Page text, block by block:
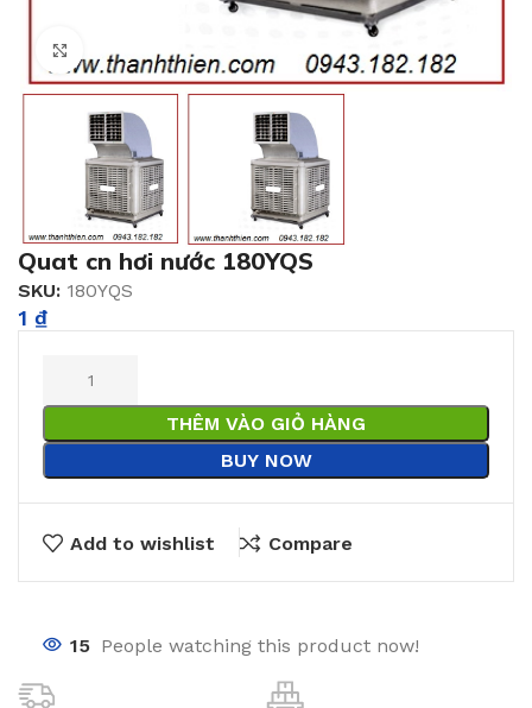
Click to enlarge
Quat cn hơi nước 180YQS
SKU: 180YQS
1 ₫
THÊM VÀO GIỎ HÀNG
BUY NOW
Add to wishlist Compare
15 People watching this product now!